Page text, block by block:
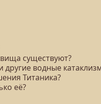
существуют?
водные
Титаника?
её?